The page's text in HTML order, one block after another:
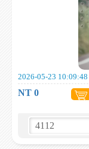
2026-05-23 10:09:48
NT 0